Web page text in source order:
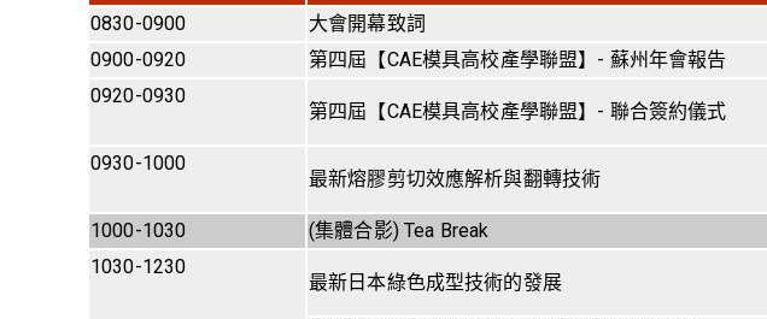
0830-0900
大會開幕致詞
0900-0920
第四屆【CAE模具高校產學聯盟】- 蘇州年會報告
0920-0930
第四屆【CAE模具高校產學聯盟】- 聯合簽約儀式
0930-1000
最新熔膠剪切效應解析與翻轉技術
1000-1030
(集體合影) Tea Break
1030-1230
最新日本綠色成型技術的發展